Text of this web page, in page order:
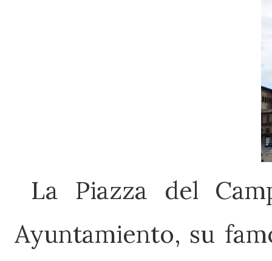
La Piazza del
Ayuntamiento, su